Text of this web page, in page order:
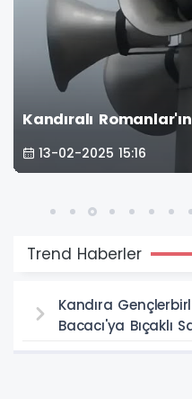
Kandıralı
13-02-2025 15:16
Trend Haberler
Kandıra
Bacacı'ya Bıçaklı